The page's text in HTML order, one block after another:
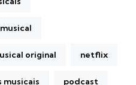
musical
original netflix
musicais podcast